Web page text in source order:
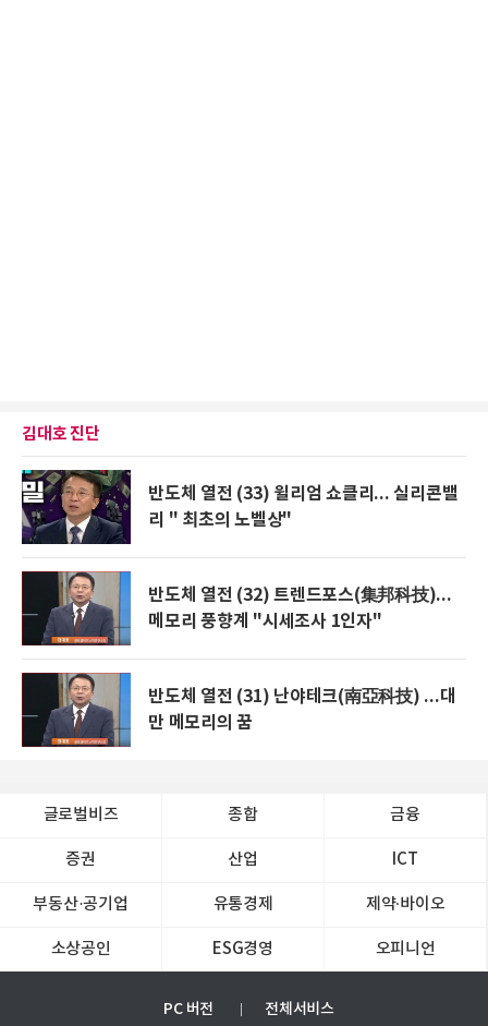
김대호 진단
반도체 열전 (33) 윌리엄 쇼클리... 실리콘밸
리 " 최초의 노벨상"
반도체 열전 (32) 트렌드포스(集邦科技)...
메모리 풍향계 "시세조사 1인자"
반도체 열전 (31) 난야테크(南亞科技) ...대
만 메모리의 꿈
글로벌비즈 종합 금융
증권 산업 ICT
부동산·공기업 유통경제 제약∙바이오
소상공인 ESG경영 오피니언
PC 버전 전체서비스